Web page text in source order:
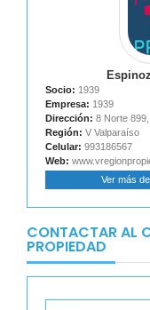
Socio: 1939
Empresa: 1939
Dirección: 8 Norte
Región: V Valparaíso
Celular: 993186567
Web:
Ver más
CONTACTAR AL
PROPIEDAD